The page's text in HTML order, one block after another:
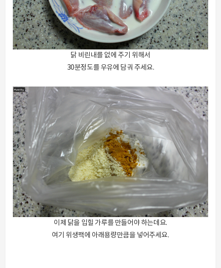
닭 비린내를 없에 주기 위해서
30분정도를 우유에 담궈 주세요.
이제 닭을 입힐 가루를 만들어야 하는데요.
여기 위생팩에 아래용량만큼을 넣어주세요.